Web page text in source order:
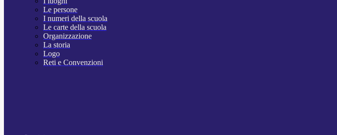
Le persone
I numeri della scuola
Le carte della scuola
Organizzazione
La storia
Logo
Reti e Convenzioni